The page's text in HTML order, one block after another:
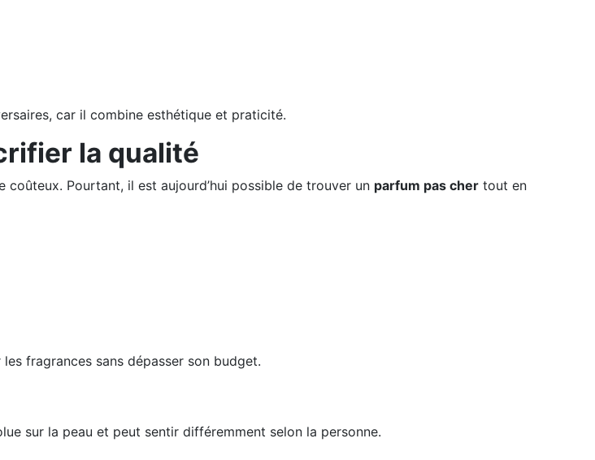
car il combine esthétique et praticité.
la qualité
Pourtant, il est aujourd’hui possible de trouver un parfum pas cher tout en
fragrances sans dépasser son budget.
sur la peau et peut sentir différemment selon la personne.